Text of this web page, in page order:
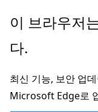
주
콘
츠
로
페
지
탐
색
이 브라우저
다.
최신 기능, 보안 업
Microsoft Edge로